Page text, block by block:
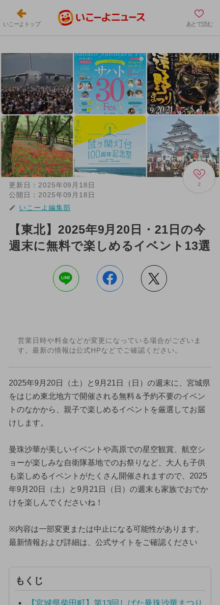
いこーよトップ あとで読む
2
更新日： 2025年09月18日
公開日： 2025年09月18日
いこーよ編集部
【東北】2025年9月20日・21日の今
週末に無料で楽しめるイベント13選
営業日時や料金などが変更になっている場合がございま
す。最新の情報は公式HPなどでご確認ください。
2025年9月20日（土）と9月21日（日）の週末に、宮城県
をはじめ東北地方で開催される無料＆予約不要のイベン
トのなかから、親子で楽しめるイベントを厳選してお届
けします。
曼珠沙華が美しいイベントや高原での星空観賞、航空シ
ョーが楽しみな自衛隊基地でのお祭りなど、大人も子供
も楽しめるイベントがたくさん開催されますので、2025
年9月20日（土）と9月21日（日）の週末も家族でおでか
けを楽しんでくださいね！
※内容は一部変更または中止になる可能性があります。
最新情報および詳細は、公式サイトをご確認ください
もくじ